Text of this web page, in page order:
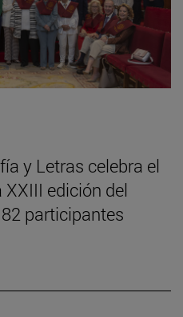
y Letras celebra el
edición del
participantes